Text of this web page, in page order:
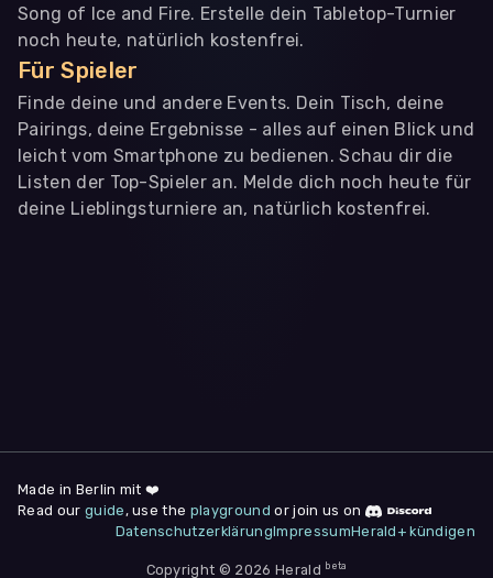
Song of Ice and Fire. Erstelle dein Tabletop-Turnier
noch heute, natürlich kostenfrei.
Für Spieler
Finde deine und andere Events. Dein Tisch, deine
Pairings, deine Ergebnisse - alles auf einen Blick und
leicht vom Smartphone zu bedienen. Schau dir die
Listen der Top-Spieler an. Melde dich noch heute für
deine Lieblingsturniere an, natürlich kostenfrei.
deine Zustimmung jederzeit unter "
am Seitenende widerrufen.
Nur notwendige
Made in Berlin mit ❤️
Read our guide , use the playground or join us on
DatenschutzerklärungImpressumHerald+ kündigen
Copyright © 2026 Herald beta